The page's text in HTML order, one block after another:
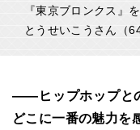
『東京ブロンクス』
とうせいこうさん（
――ヒップホップと
どこに一番の魅力を